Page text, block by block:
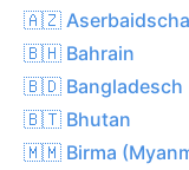
🇦🇿
🇧🇭 Bahrain
🇧🇩 Bangladesch
🇧🇹 Bhutan
🇲🇲 Birma